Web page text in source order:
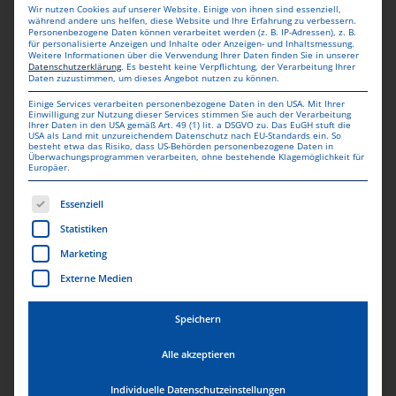
KOSTENLOSE
LIEFERUNG
Lieferung erfolgt innerhalb von 1-3 Werktagen nach
Bearbeitung.
Wir nutzen Cookies auf unserer Website. Einige von ihnen sind essenziell,
während andere uns helfen, diese Website und Ihre Erfahrung zu verbessern.
Personenbezogene Daten können verarbeitet werden (z. B. IP-Adressen), z. B.
für personalisierte Anzeigen und Inhalte oder Anzeigen- und Inhaltsmessung.
Weitere Informationen über die Verwendung Ihrer Daten finden Sie in unserer
Datenschutzerklärung. Es besteht keine Verpflichtung, der Verarbeitung Ihrer
Daten zuzustimmen, um dieses Angebot nutzen zu können.
Einige Services verarbeiten personenbezogene Daten in den USA. Mit Ihrer
Einwilligung zur Nutzung dieser Services stimmen Sie auch der Verarbeitung
Ihrer Daten in den USA gemäß Art. 49 (1) lit. a DSGVO zu. Das EuGH stuft die
USA als Land mit unzureichendem Datenschutz nach EU-Standards ein. So
besteht etwa das Risiko, dass US-Behörden personenbezogene Daten in
Überwachungsprogrammen verarbeiten, ohne bestehende Klagemöglichkeit für
Europäer.
Es folgt eine Liste der Service-Gruppen, für die eine
Essenziell
Statistiken
Marketing
Externe Medien
Speichern
Alle akzeptieren
Individuelle Datenschutzeinstellungen